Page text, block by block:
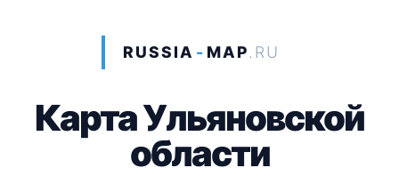
RUSSIA - MAP.RU
Карта Ульяновской
области